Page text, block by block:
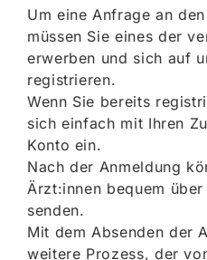
Um eine Anfrage an
müssen Sie eines der
erwerben und sich auf
registrieren.
Wenn Sie bereits
sich einfach mit Ihren
Konto ein.
Nach der Anmeldung
Ärzt:innen bequem
senden.
Mit dem Absenden der
weitere Prozess, der